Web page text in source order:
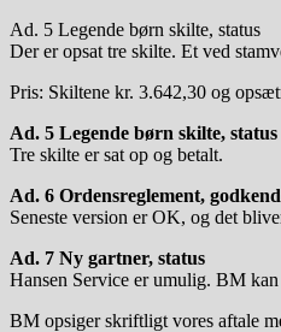
Ad. 5 Legende børn skilte, status
Der er opsat tre skilte. Et ved
Pris: Skiltene kr. 3.642,30 og
Ad. 5 Legende børn skilte, status
Tre skilte er sat op og betalt.
Ad. 6 Ordensreglement,
Seneste version er OK, og det
Ad. 7 Ny gartner, status
Hansen Service er umulig. BM
BM opsiger skriftligt vores aftale